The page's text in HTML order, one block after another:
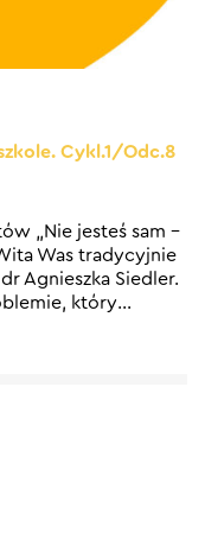
Cykl.1/Odc.8
„Nie jesteś sam –
Was tradycyjnie
Agnieszka Siedler.
który…